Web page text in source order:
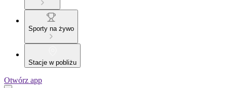
Sporty na żywo
Stacje w pobliżu
Otwórz app